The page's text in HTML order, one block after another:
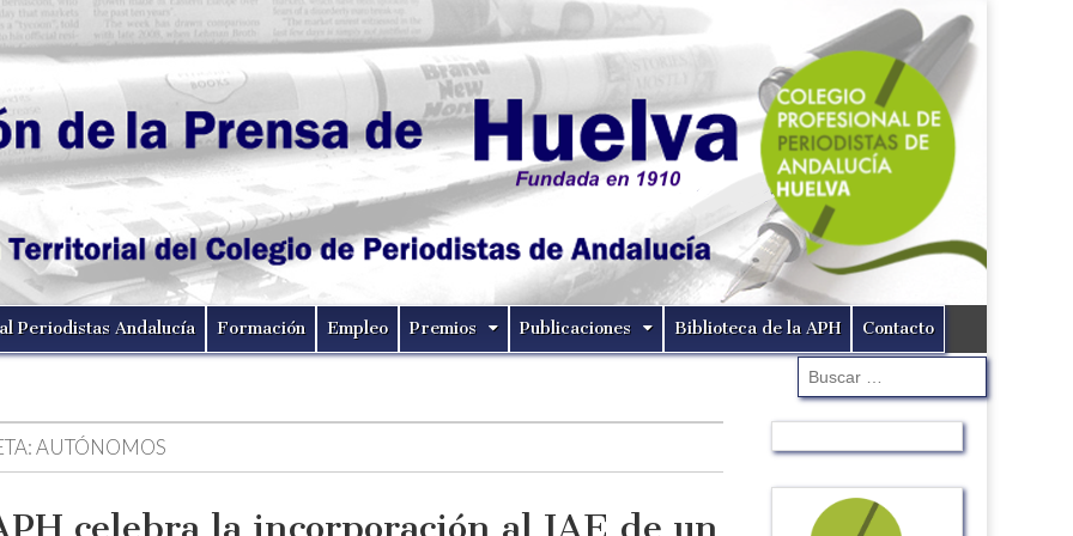
Periodistas Andalucía Formación Empleo Premios Publicaciones Biblioteca de la APH Contacto
Buscar:
AUTÓNOMOS